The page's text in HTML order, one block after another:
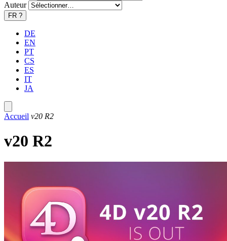
Auteur
FR ?
DE
EN
PT
CS
ES
IT
JA
Accueil v20 R2
v20 R2